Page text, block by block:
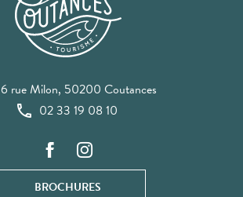
6 rue Milon, 50200 Coutances
02 33 19 08 10
BROCHURES